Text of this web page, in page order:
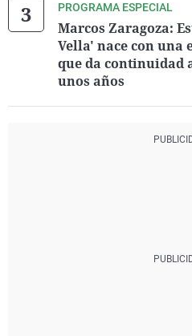
PROGRAMA ESPECIAL
Marcos Zaragoza:
Vella' nace con una
que da continuidad
unos años